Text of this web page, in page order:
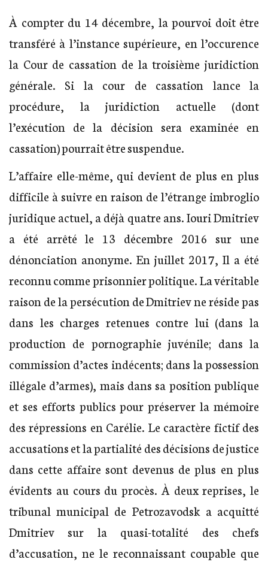
À compter du 14 décembre, la pourvoi doit être
transféré à l’instance supérieure, en l’occurence
la Cour de cassation de la troisième juridiction
générale. Si la cour de cassation lance la
procédure, la juridiction actuelle (dont
l’exécution de la décision sera examinée en
cassation) pourrait être suspendue.
L’affaire elle-même, qui devient de plus en plus
difficile à suivre en raison de l’étrange imbroglio
juridique actuel, a déjà quatre ans. Iouri Dmitriev
a été arrêté le 13 décembre 2016 sur une
dénonciation anonyme. En juillet 2017, Il a été
reconnu comme prisonnier politique. La véritable
raison de la persécution de Dmitriev ne réside pas
dans les charges retenues contre lui (dans la
production de pornographie juvénile; dans la
commission d’actes indécents; dans la possession
illégale d’armes), mais dans sa position publique
et ses efforts publics pour préserver la mémoire
des répressions en Carélie. Le caractère fictif des
accusations et la partialité des décisions de justice
dans cette affaire sont devenus de plus en plus
évidents au cours du procès. À deux reprises, le
tribunal municipal de Petrozavodsk a acquitté
Dmitriev sur la quasi-totalité des chefs
d’accusation, ne le reconnaissant coupable que